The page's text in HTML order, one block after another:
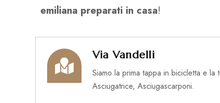
emiliana preparati in casa!
Via Vandelli
Siamo la prima tappa in bicicletta e
Asciugatrice, Asciugascarponi.